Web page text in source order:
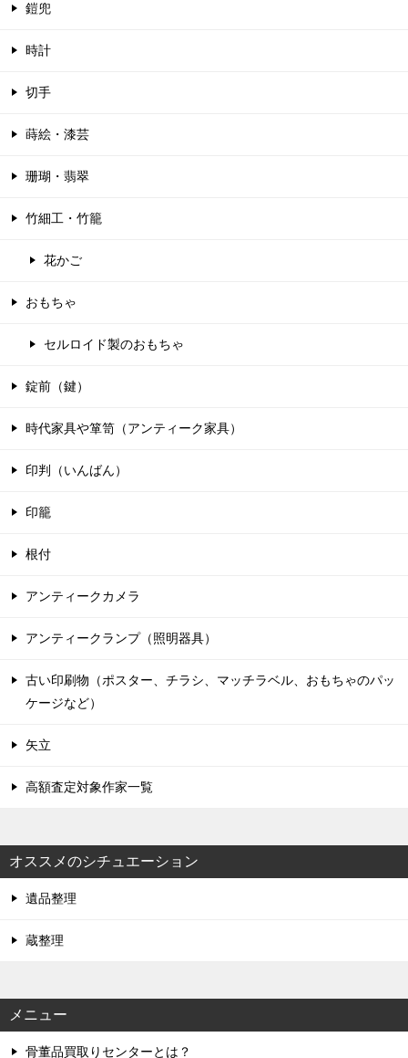
鎧兜
時計
切手
蒔絵・漆芸
珊瑚・翡翠
竹細工・竹籠
花かご
おもちゃ
セルロイド製のおもちゃ
錠前（鍵）
時代家具や箪笥（アンティーク家具）
印判（いんばん）
印籠
根付
アンティークカメラ
アンティークランプ（照明器具）
古い印刷物（ポスター、チラシ、マッチラベル、おもちゃのパッ
ケージなど）
矢立
高額査定対象作家一覧
オススメのシチュエーション
遺品整理
蔵整理
メニュー
骨董品買取りセンターとは？